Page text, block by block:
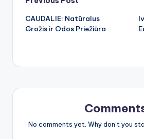
Post
navigation
CAUDALIE: Natūralus
Grožis ir Odos Priežiūra
No comments yet. Why don’t you